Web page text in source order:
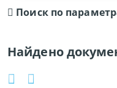
Поиск по
Найдено